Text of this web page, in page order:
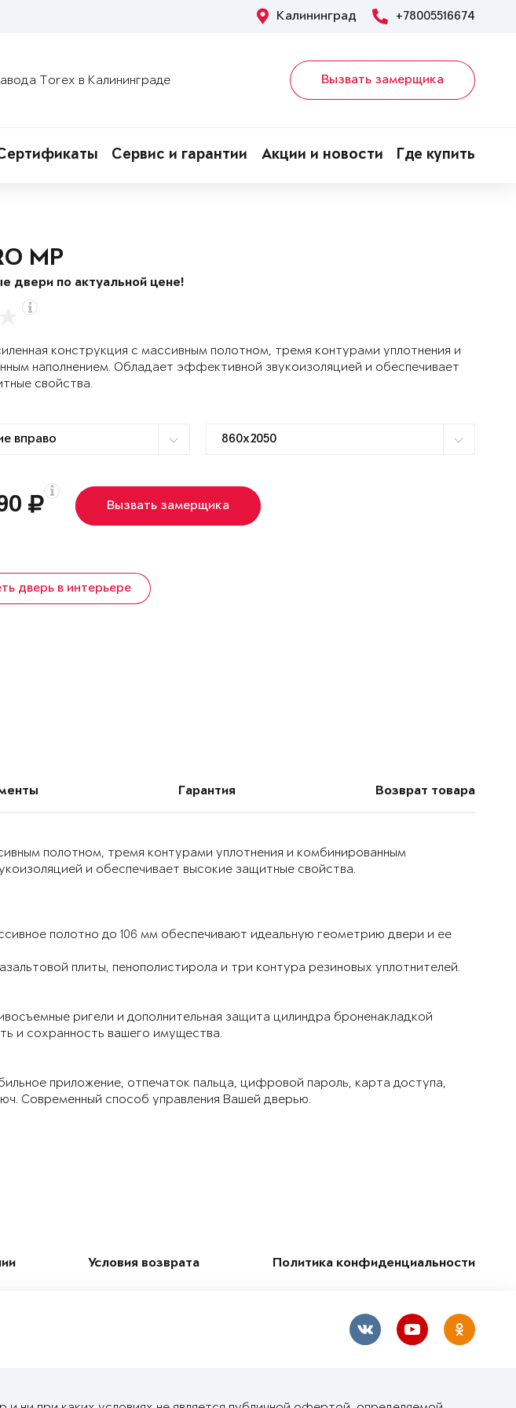
Калининград +78005516674
Torex в Калининграде Вызвать замерщика
Сервис и гарантии Акции и новости Где купить
MP
двери по актуальной цене!
конструкция с массивным полотном, тремя контурами уплотнения и
наполнением. Обладает эффективной звукоизоляцией и обеспечивает
свойства.
Вызвать замерщика
дверь в интерьере
Гарантия Возврат товара
полотном, тремя контурами уплотнения и комбинированным
и обеспечивает высокие защитные свойства.
полотно до 106 мм обеспечивают идеальную геометрию двери и ее
плиты, пенополистирола и три контура резиновых уплотнителей.
ригели и дополнительная защита цилиндра броненакладкой
и сохранность вашего имущества.
приложение, отпечаток пальца, цифровой пароль, карта доступа,
Современный способ управления Вашей дверью.
Условия возврата Политика конфиденциальности